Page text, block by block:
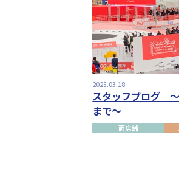
2025.03.18
スタッフブログ
まで～
両店舗